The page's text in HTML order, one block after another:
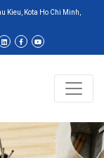
Kieu, Kota Ho Chi Minh,